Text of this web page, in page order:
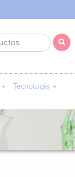
Tecnología